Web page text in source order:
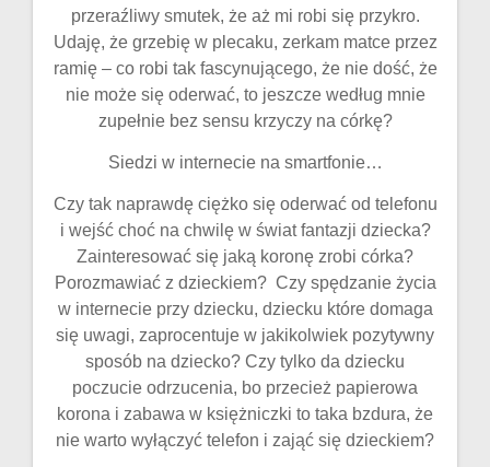
przeraźliwy smutek, że aż mi robi się przykro.
Udaję, że grzebię w plecaku, zerkam matce przez
ramię – co robi tak fascynującego, że nie dość, że
nie może się oderwać, to jeszcze według mnie
zupełnie bez sensu krzyczy na córkę?
Siedzi w internecie na smartfonie…
Czy tak naprawdę ciężko się oderwać od telefonu
i wejść choć na chwilę w świat fantazji dziecka?
Zainteresować się jaką koronę zrobi córka?
Porozmawiać z dzieckiem? Czy spędzanie życia
w internecie przy dziecku, dziecku które domaga
się uwagi, zaprocentuje w jakikolwiek pozytywny
sposób na dziecko? Czy tylko da dziecku
poczucie odrzucenia, bo przecież papierowa
korona i zabawa w księżniczki to taka bzdura, że
nie warto wyłączyć telefon i zająć się dzieckiem?